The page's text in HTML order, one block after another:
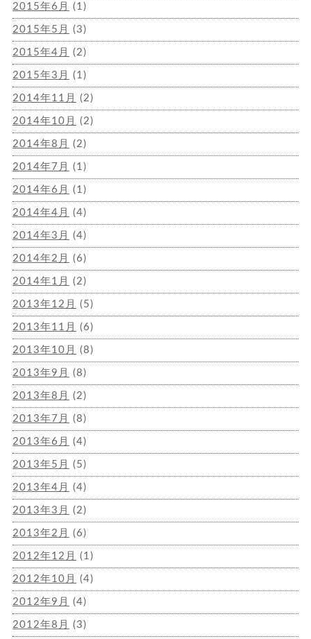
2015年6月 (1)
2015年5月 (3)
2015年4月 (2)
2015年3月 (1)
2014年11月 (2)
2014年10月 (2)
2014年8月 (2)
2014年7月 (1)
2014年6月 (1)
2014年4月 (4)
2014年3月 (4)
2014年2月 (6)
2014年1月 (2)
2013年12月 (5)
2013年11月 (6)
2013年10月 (8)
2013年9月 (8)
2013年8月 (2)
2013年7月 (8)
2013年6月 (4)
2013年5月 (5)
2013年4月 (4)
2013年3月 (2)
2013年2月 (6)
2012年12月 (1)
2012年10月 (4)
2012年9月 (4)
2012年8月 (3)